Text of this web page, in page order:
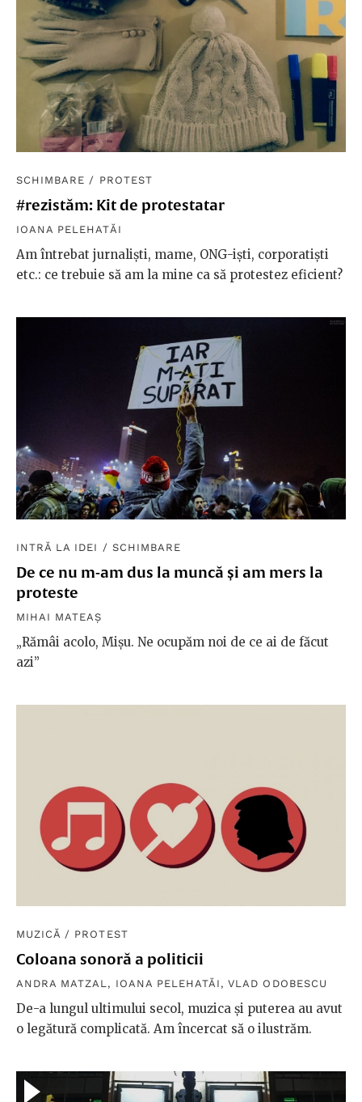
SCHIMBARE / PROTEST
#rezistăm: Kit de protestatar
IOANA PELEHATĂI
Am întrebat jurnaliști, mame, ONG-iști, corporatiști
etc.: ce trebuie să am la mine ca să protestez eficient?
INTRĂ LA IDEI / SCHIMBARE
De ce nu m-am dus la muncă și am mers la
proteste
MIHAI MATEAȘ
„Rămâi acolo, Mișu. Ne ocupăm noi de ce ai de făcut
azi”
MUZICĂ / PROTEST
Coloana sonoră a politicii
ANDRA MATZAL, IOANA PELEHATĂI ,VLAD ODOBESCU
De-a lungul ultimului secol, muzica și puterea au avut
o legătură complicată. Am încercat să o ilustrăm.